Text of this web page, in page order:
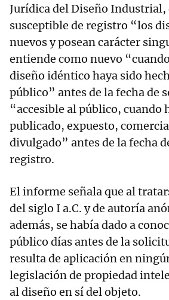
Jurídica del Diseño Industrial,
susceptible de registro “los
nuevos y posean carácter
entiende como nuevo
diseño idéntico haya sido
público” antes de la fecha de
“accesible al público, cuando
publicado, expuesto,
divulgado” antes de la fecha
registro.
El informe señala que al
del siglo I a.C. y de autoría
además, se había dado a
público días antes de la
resulta de aplicación en
legislación de propiedad
al diseño en sí del objeto.